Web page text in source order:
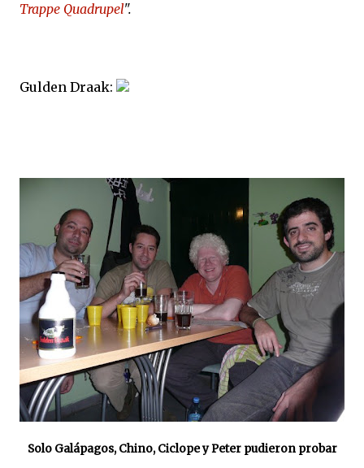
Trappe Quadrupel".
Gulden Draak:
Solo Galápagos, Chino, Ciclope y Peter pudieron probar